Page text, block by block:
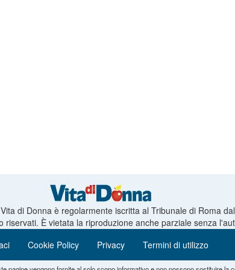
di Donna è regolarmente iscritta al Tribunale di Roma
riservati. È vietata la riproduzione anche parziale senza
Cookie Policy Privacy Termini di utilizzo